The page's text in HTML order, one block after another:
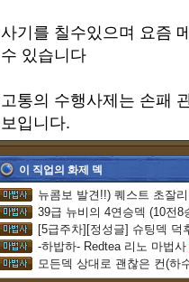
사기를 칠수있으며 요즘
수 있습니다
고통의 수행사제는 손패
보입니다.
이 직업의 화제 덱
뉴콤보 발견!!) 퀘스트 초잘
39급 뉴비의 4연승덱 (10전8
-하밥하- Redtea 리노 마법사
모든덱 상대로 괜찮은 컨(하